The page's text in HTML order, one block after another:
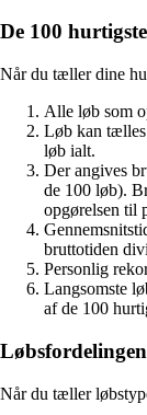
De 100
Når du tæller dine
Alle løb som
Løb kan
løb ialt.
Der angives
de 100 løb).
opgørelsen til
bruttotiden
Personlig
Langsomste
af de 100
Løbsfordelingen
Når du tæller